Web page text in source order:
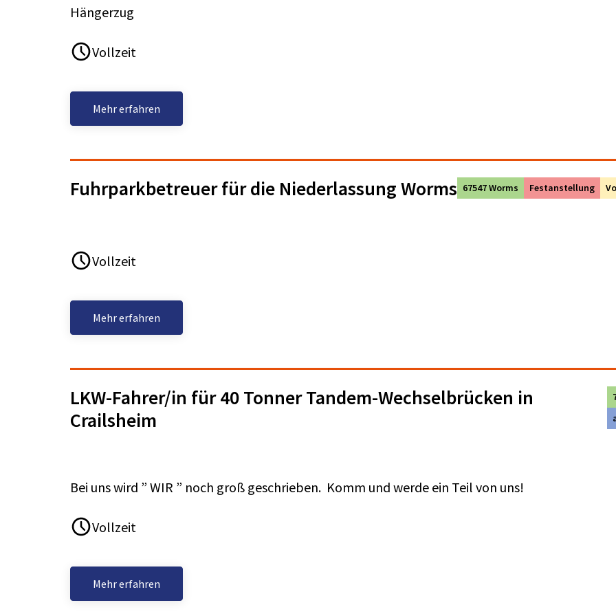
Hängerzug
Vollzeit
Mehr erfahren
Fuhrparkbetreuer für die Niederlassung Worms 67547 Worms Festanstellung
Vollzeit
Mehr erfahren
LKW-Fahrer/in für 40 Tonner Tandem-Wechselbrücken in
Crailsheim
Bei uns wird ” WIR ” noch groß geschrieben. Komm und werde ein Teil von uns!
Vollzeit
Mehr erfahren